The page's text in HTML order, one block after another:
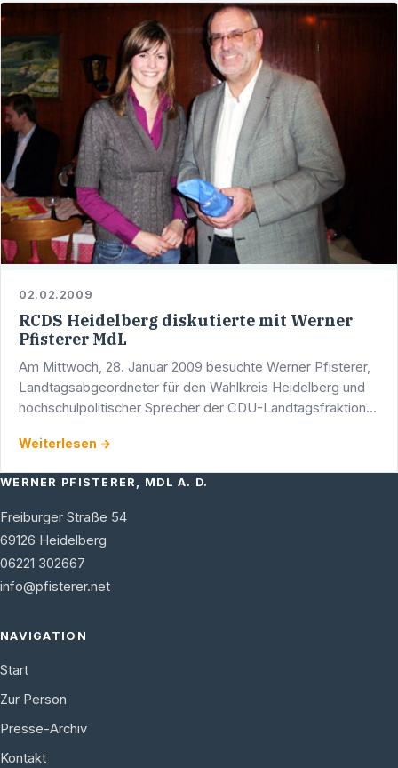
02.02.2009
RCDS Heidelberg diskutierte mit Werner
Pfisterer MdL
Am Mittwoch, 28. Januar 2009 besuchte Werner Pfisterer,
Landtagsabgeordneter für den Wahlkreis Heidelberg und
hochschulpolitischer Sprecher der CDU-Landtagsfraktion,
Weiterlesen →
WERNER PFISTERER, MDL A. D.
Freiburger Straße 54
69126 Heidelberg
06221 302667
info@pfisterer.net
NAVIGATION
Start
Zur Person
Presse-Archiv
Kontakt